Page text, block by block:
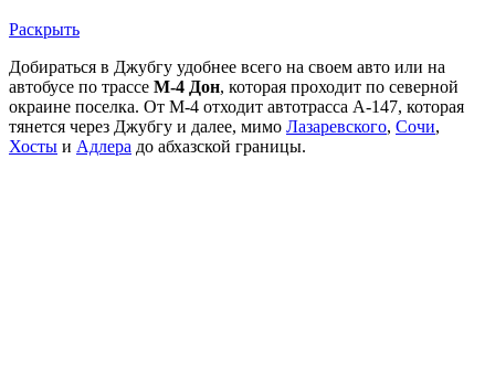
Раскрыть
Добираться в Джубгу удобнее всего на своем авто или на
автобусе по трассе М-4 Дон, которая проходит по северной
окраине поселка. От М-4 отходит автотрасса А-147, которая
тянется через Джубгу и далее, мимо Лазаревского, Сочи,
Хосты и Адлера до абхазской границы.